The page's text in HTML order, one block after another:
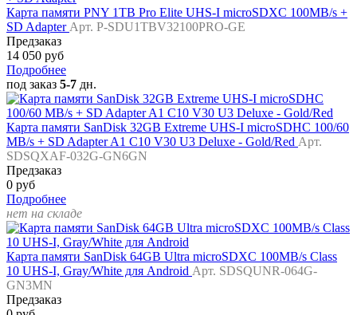
Карта памяти PNY 1TB Pro Elite UHS-I microSDXC 100MB/s +
SD Adapter Арт. P-SDU1TBV32100PRO-GE
Предзаказ
14 050 руб
Подробнее
под заказ 5-7 дн.
Карта памяти SanDisk 32GB Extreme UHS-I microSDHC 100/60
MB/s + SD Adapter A1 C10 V30 U3 Deluxe - Gold/Red Арт.
SDSQXAF-032G-GN6GN
Предзаказ
0 руб
Подробнее
нет на складе
Карта памяти SanDisk 64GB Ultra microSDXC 100MB/s Class
10 UHS-I, Gray/White для Android Арт. SDSQUNR-064G-
GN3MN
Предзаказ